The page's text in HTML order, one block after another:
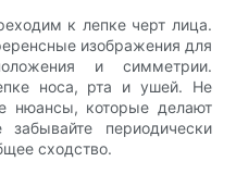
к лепке черт лица.
изображения для
и симметрии.
носа, рта и ушей. Не
нюансы, которые делают
периодически
сходство.